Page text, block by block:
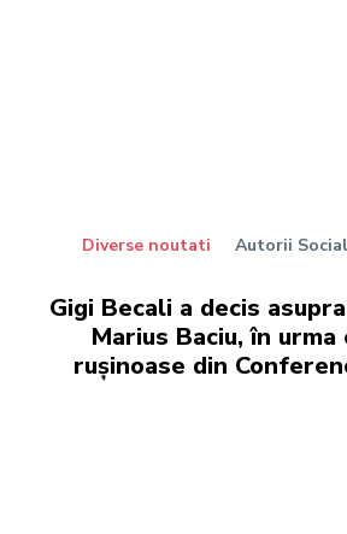
Diverse noutati Autorii
Gigi Becali a decis
Marius Baciu, în
rușinoase din